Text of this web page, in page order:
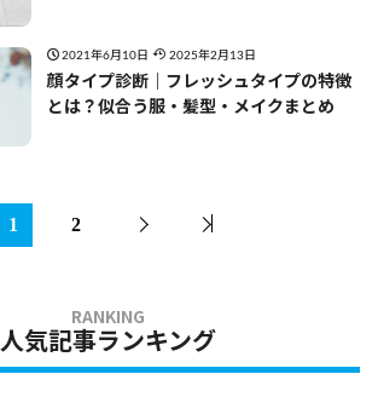
2021年6月10日 2025年2月13日
顔タイプ診断｜フレッシュタイプの特徴
とは？似合う服・髪型・メイクまとめ
1 2
人気記事ランキング